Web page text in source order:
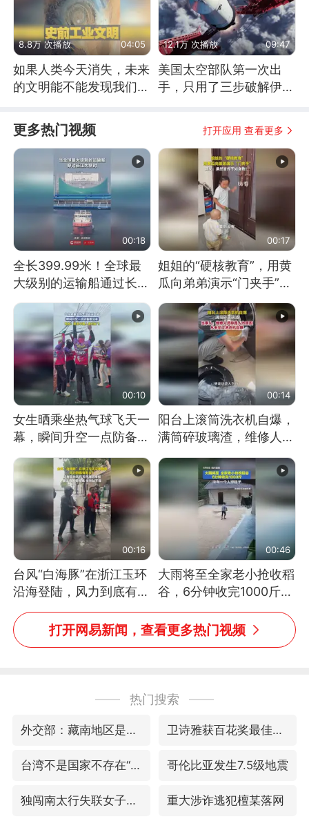
8.8万 次播放 04:05
如果人类今天消失，未来
的文明能不能发现我们存
12.1万 次播放 09:47
美国太空部队第一次出
手，只用了三步破解伊朗
更多热门视频 打开应用 查看更多
00:18
全长399.99米！全球最
大级别的运输船通过长江
大桥这一幕，太震撼了！
00:17
姐姐的“硬核教育”，用黄
瓜向弟弟演示“门夹手”，
网友：果然言传不如身
教！
00:10
女生晒乘坐热气球飞天一
幕，瞬间升空一点防备都
没有
00:14
阳台上滚筒洗衣机自爆，
满筒碎玻璃渣，维修人员
称是人为原因，从未见过
洗衣机自爆
00:16
台风“白海豚”在浙江玉环
沿海登陆，风力到底有多
大？记者腰上拴着安全
绳，依然站不稳
00:46
大雨将至全家老小抢收稻
谷，6分钟收完1000斤，
没有一个人掉链子
打开网易新闻，查看更多热门视频
热门搜索
外交部：藏南地区是中国领土 卫诗雅获百花奖最佳女主角
台湾不是国家不存在“国格” 哥伦比亚发生7.5级地震
独闯南太行失联女子遗体已找到 重大涉诈逃犯檀某落网